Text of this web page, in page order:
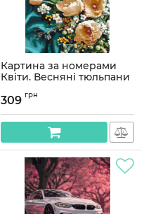
Картина за номерами
Квіти. Весняні тюльпани
01
Артикул:LW3178-01
309 грн